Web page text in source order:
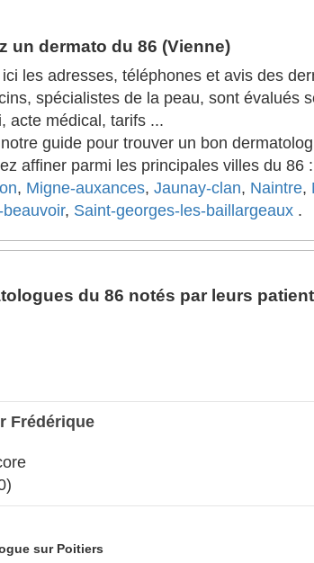
un dermato du 86 (Vienne)
les adresses, téléphones et avis des
spécialistes de la peau, sont évalués
acte médical, tarifs ...
guide pour trouver un bon
affiner parmi les principales villes du 86 :
, Migne-auxances, Jaunay-clan, Naintre,
, Saint-georges-les-baillargeaux .
du 86 notés par leurs
Frédérique
sur Poitiers